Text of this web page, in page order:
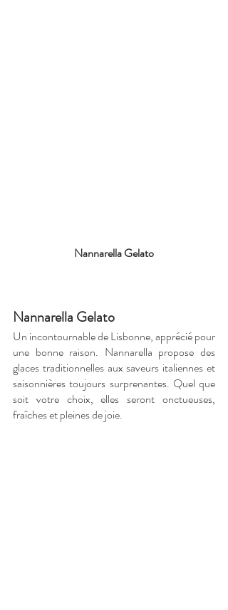
Nannarella Gelato
Nannarella Gelato
Un incontournable de Lisbonne, apprécié pour
une bonne raison. Nannarella propose des
glaces traditionnelles aux saveurs italiennes et
saisonnières toujours surprenantes. Quel que
soit votre choix, elles seront onctueuses,
fraîches et pleines de joie.